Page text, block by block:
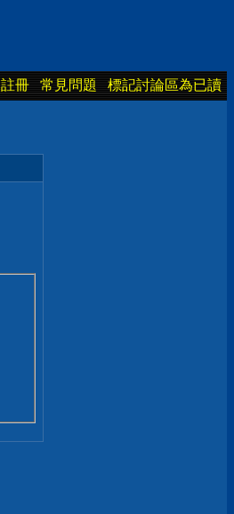
註冊 常見問題 標記討論區為已讀